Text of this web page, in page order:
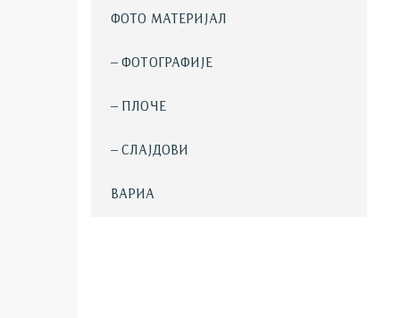
ФОТО МАТЕРИЈАЛ
– ФОТОГРАФИЈЕ
– ПЛОЧЕ
– СЛАЈДОВИ
ВАРИА